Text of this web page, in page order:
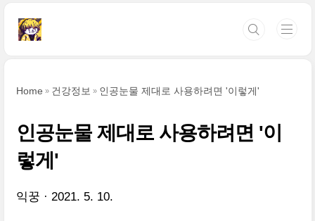
Home 건강정보 인공눈물 제대로 사용하려면 '이렇게'
인공눈물 제대로 사용하려면 '이
렇게'
익꿍 2021. 5. 10.